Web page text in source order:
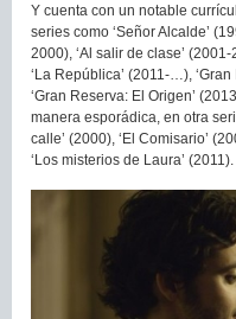
Y cuenta con un notable
series como ‘Señor Alcalde’
2000), ‘Al salir de clase’
‘La República’ (2011-…),
‘Gran Reserva: El Origen’
manera esporádica, en otra
calle’ (2000), ‘El Comisario’
‘Los misterios de Laura’ (2011).